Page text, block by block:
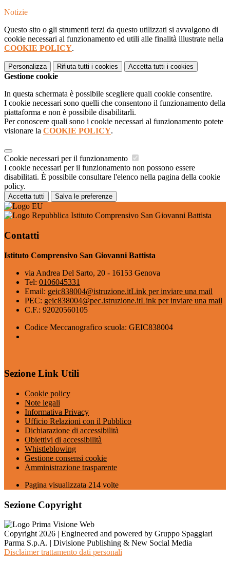
Notizie
Questo sito o gli strumenti terzi da questo utilizzati si avvalgono di
cookie necessari al funzionamento ed utili alle finalità illustrate nella
COOKIE POLICY.
Personalizza Rifiuta tutti i cookies Accetta tutti i cookies
Gestione cookie
In questa schermata è possibile scegliere quali cookie consentire.
I cookie necessari sono quelli che consentono il funzionamento della
piattaforma e non è possibile disabilitarli.
Per conoscere quali sono i cookie necessari al funzionamento potete
visionare la COOKIE POLICY.
Cookie necessari per il funzionamento
I cookie necessari per il funzionamento non possono essere
disabilitati. È possibile consultare l'elenco nella pagina della cookie
policy.
Accetta tutti Salva le preferenze
Istituto Comprensivo San Giovanni Battista
Contatti
Istituto Comprensivo San Giovanni Battista
via Andrea Del Sarto, 20 - 16153 Genova
Tel: 0106045331
Email: geic838004@istruzione.itLink per inviare una mail
PEC: geic838004@pec.istruzione.itLink per inviare una mail
C.F.: 92020560105
Codice Meccanografico scuola: GEIC838004
Sezione Link Utili
Cookie policy
Note legali
Informativa Privacy
Ufficio Relazioni con il Pubblico
Dichiarazione di accessibilità
Obiettivi di accessibilità
Whistleblowing
Gestione consensi cookie
Amministrazione trasparente
Pagina visualizzata 214 volte
Sezione Copyright
Copyright 2026 | Engineered and powered by Gruppo Spaggiari
Parma S.p.A. | Divisione Publishing & New Social Media
Disclaimer trattamento dati personali